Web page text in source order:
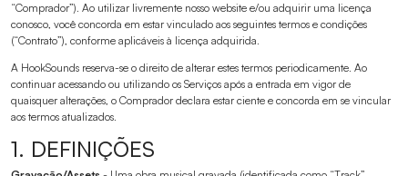
“Comprador”). Ao utilizar livremente nosso website e/ou adquirir uma licença
conosco, você concorda em estar vinculado aos seguintes termos e condições
(“Contrato”), conforme aplicáveis à licença adquirida.
A HookSounds reserva-se o direito de alterar estes termos periodicamente. Ao
continuar acessando ou utilizando os Serviços após a entrada em vigor de
quaisquer alterações, o Comprador declara estar ciente e concorda em se vincular
aos termos atualizados.
1. DEFINIÇÕES